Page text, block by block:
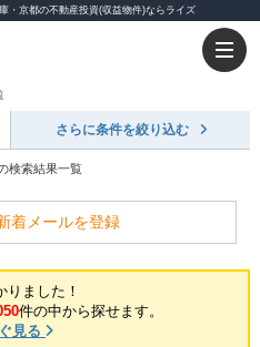
・京都の不動産投資(収益物件)ならライズ
さらに条件を絞り込む
検索結果一覧
着メールを登録
りました！
件の中から探せます。
見る